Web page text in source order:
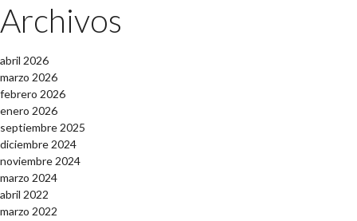
Archivos
abril 2026
marzo 2026
febrero 2026
enero 2026
septiembre 2025
diciembre 2024
noviembre 2024
marzo 2024
abril 2022
marzo 2022